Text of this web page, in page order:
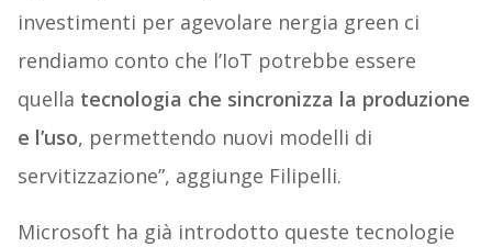
investimenti per agevolare nergia green ci
rendiamo conto che l’IoT potrebbe essere
quella tecnologia che sincronizza la produzione
e l’uso, permettendo nuovi modelli di
servitizzazione”, aggiunge Filipelli.
Microsoft ha già introdotto queste tecnologie